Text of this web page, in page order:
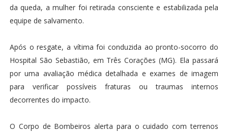
da queda, a mulher foi retirada consciente e estabilizada pela
equipe de salvamento.
Após o resgate, a vítima foi conduzida ao pronto-socorro do
Hospital São Sebastião, em Três Corações (MG). Ela passará
por uma avaliação médica detalhada e exames de imagem
para verificar possíveis fraturas ou traumas internos
decorrentes do impacto.
O Corpo de Bombeiros alerta para o cuidado com terrenos